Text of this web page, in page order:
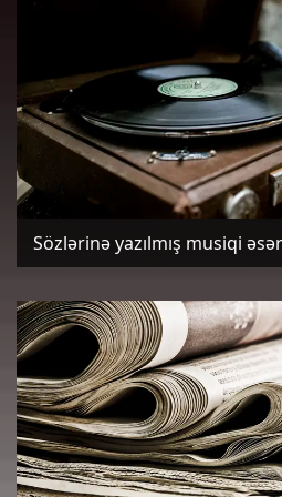
Sözlərinə yazılmış musiqi